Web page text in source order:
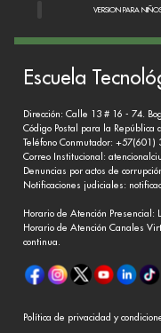
VERSION PARA
Escuela
Dirección: Calle 13 # 16 - 74.
Código Postal para la República
Teléfono Conmutador: +57(601)
Correo Institucional:
Denuncias por actos de
Notificaciones judiciales:
Horario de Atención Presencial:
Horario de Atención Canales
continua.
Política de privacidad y